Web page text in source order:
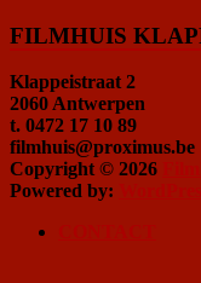
FILMHUIS
Klappeistraat 2
2060 Antwerpen
t. 0472 17 10 89
filmhuis@proximus.be
Copyright © 2026
Powered by: